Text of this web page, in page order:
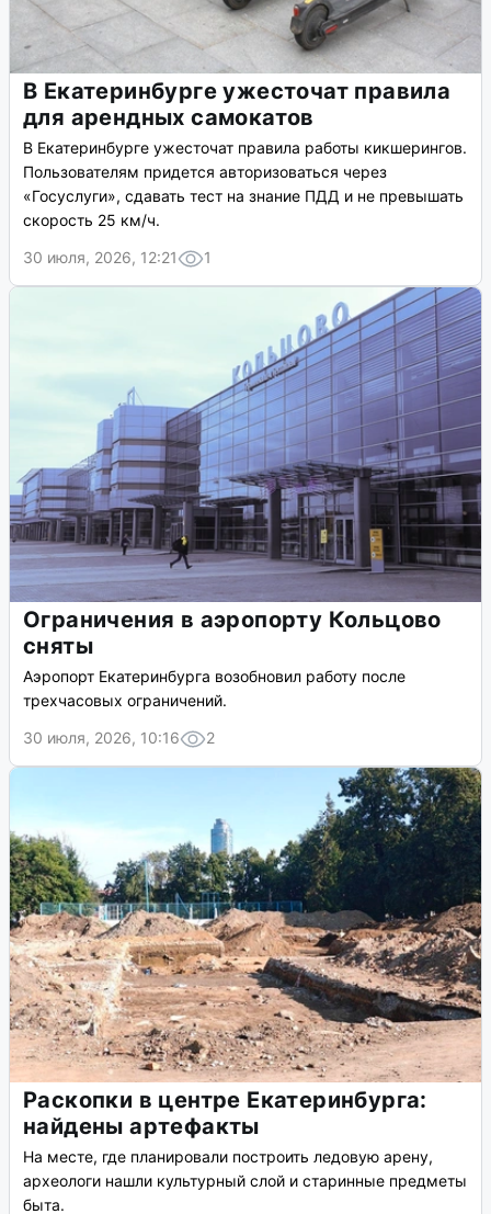
В Екатеринбурге ужесточат правила
для арендных самокатов
В Екатеринбурге ужесточат правила работы кикшерингов.
Пользователям придется авторизоваться через
«Госуслуги», сдавать тест на знание ПДД и не превышать
скорость 25 км/ч.
30 июля, 2026, 12:21
1
Ограничения в аэропорту Кольцово
сняты
Аэропорт Екатеринбурга возобновил работу после
трехчасовых ограничений.
30 июля, 2026, 10:16
2
Раскопки в центре Екатеринбурга:
найдены артефакты
На месте, где планировали построить ледовую арену,
археологи нашли культурный слой и старинные предметы
быта.